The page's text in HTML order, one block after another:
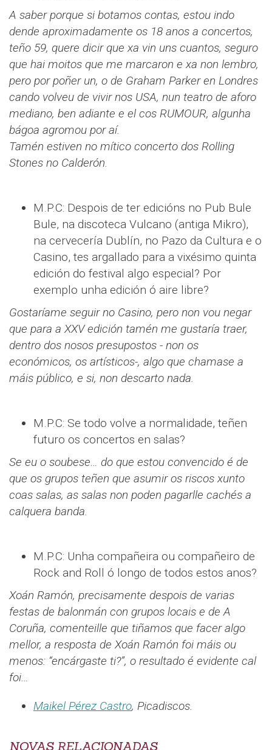
A saber porque si botamos contas, estou indo
dende aproximadamente os 18 anos a concertos,
teño 59, quere dicir que xa vin uns cuantos, seguro
que hai moitos que me marcaron e xa non lembro,
pero por poñer un, o de Graham Parker en Londres
cando volveu de vivir nos USA, nun teatro de aforo
mediano, ben adiante e el cos RUMOUR, algunha
bágoa agromou por aí.
Tamén estiven no mítico concerto dos Rolling
Stones no Calderón.
M.P.C: Despois de ter edicións no Pub Bule
Bule, na discoteca Vulcano (antiga Mikro),
na cervecería Dublín, no Pazo da Cultura e o
Casino, tes argallado para a vixésimo quinta
edición do festival algo especial? Por
exemplo unha edición ó aire libre?
Gostaríame seguir no Casino, pero non vou negar
que para a XXV edición tamén me gustaría traer,
dentro dos nosos presupostos - non os
económicos, os artísticos-, algo que chamase a
máis público, e si, non descarto nada.
M.P.C: Se todo volve a normalidade, teñen
futuro os concertos en salas?
Se eu o soubese… do que estou convencido é de
que os grupos teñen que asumir os riscos xunto
coas salas, as salas non poden pagarlle cachés a
calquera banda.
M.P.C: Unha compañeira ou compañeiro de
Rock and Roll ó longo de todos estos anos?
Xoán Ramón, precisamente despois de varias
festas de balonmán con grupos locais e de A
Coruña, comenteille que tiñamos que facer algo
mellor, a resposta de Xoán Ramón foi máis ou
menos: “encárgaste ti?”, o resultado é evidente cal
foi…
Maikel Pérez Castro, Picadiscos.
NOVAS RELACIONADAS